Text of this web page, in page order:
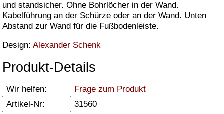
und standsicher. Ohne Bohrlöcher in der Wand.
Kabelführung an der Schürze oder an der Wand. Unten
Abstand zur Wand für die Fußbodenleiste.
Design: Alexander Schenk
Produkt-Details
Wir helfen:
Frage zum Produkt
Artikel-Nr:
31560